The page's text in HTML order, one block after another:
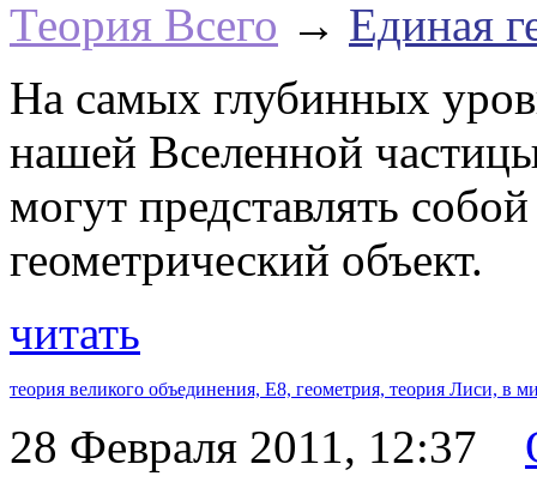
Теория Всего → Единая
На самых глубинных
нашей Вселенной
могут представлять
геометрический объект.
читать
теория великого объединения, Е8, геометрия, теория Лиси, в
28 Февраля 2011, 12:37